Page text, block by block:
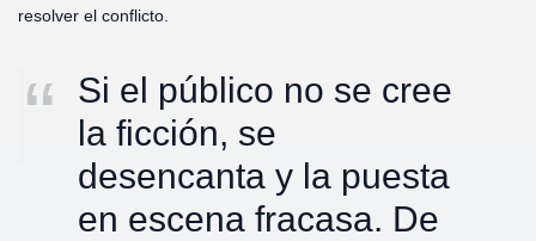
resolver el conflicto.
Si el público no se cree
la ficción, se
desencanta y la puesta
en escena fracasa. De